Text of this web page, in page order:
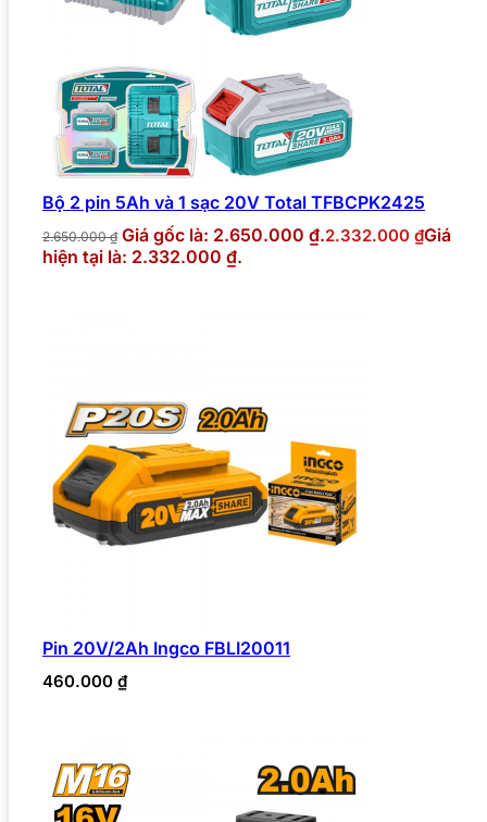
Bộ 2 pin 5Ah và 1 sạc 20V Total TFBCPK2425
2.650.000₫ Giá gốc là: 2.650.000 ₫.2.332.000 ₫Giá
hiện tại là: 2.332.000 ₫.
Pin 20V/2Ah Ingco FBLI20011
460.000 ₫